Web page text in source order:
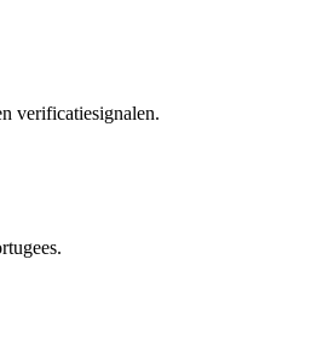
verificatiesignalen.